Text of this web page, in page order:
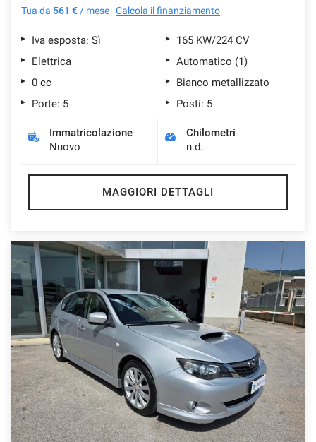
Tua da 561 € / mese Calcola il finanziamento
Iva esposta: Sì
165 KW/224 CV
Elettrica
Automatico (1)
0 cc
Bianco metallizzato
Porte: 5
Posti: 5
Immatricolazione
Nuovo
Chilometri
n.d.
MAGGIORI DETTAGLI